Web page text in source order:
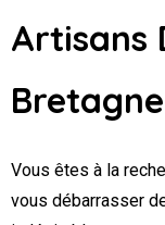
Artisans
Vous êtes à la
vous débarrasser